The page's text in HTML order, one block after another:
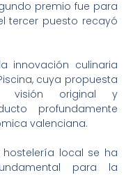
premio fue para
tercer puesto recayó
innovación culinaria
cuya propuesta
visión original y
profundamente
valenciana.
local se ha
para la